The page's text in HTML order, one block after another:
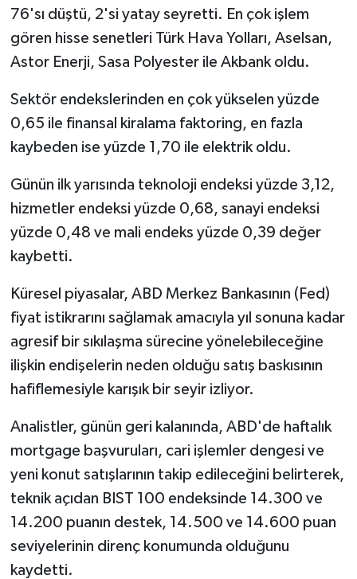
76'sı düştü, 2'si yatay seyretti. En çok işlem
gören hisse senetleri Türk Hava Yolları, Aselsan,
Astor Enerji, Sasa Polyester ile Akbank oldu.
Sektör endekslerinden en çok yükselen yüzde
0,65 ile finansal kiralama faktoring, en fazla
kaybeden ise yüzde 1,70 ile elektrik oldu.
Günün ilk yarısında teknoloji endeksi yüzde 3,12,
hizmetler endeksi yüzde 0,68, sanayi endeksi
yüzde 0,48 ve mali endeks yüzde 0,39 değer
kaybetti.
Küresel piyasalar, ABD Merkez Bankasının (Fed)
fiyat istikrarını sağlamak amacıyla yıl sonuna kadar
agresif bir sıkılaşma sürecine yönelebileceğine
ilişkin endişelerin neden olduğu satış baskısının
hafiflemesiyle karışık bir seyir izliyor.
Analistler, günün geri kalanında, ABD'de haftalık
mortgage başvuruları, cari işlemler dengesi ve
yeni konut satışlarının takip edileceğini belirterek,
teknik açıdan BIST 100 endeksinde 14.300 ve
14.200 puanın destek, 14.500 ve 14.600 puan
seviyelerinin direnç konumunda olduğunu
kaydetti.